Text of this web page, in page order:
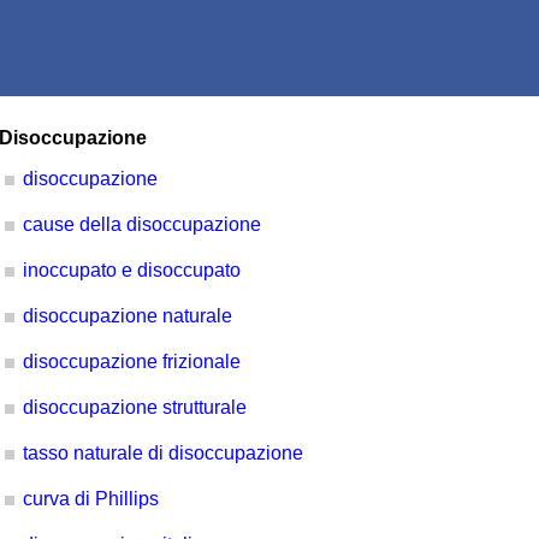
Disoccupazione
disoccupazione
cause della disoccupazione
inoccupato e disoccupato
disoccupazione naturale
disoccupazione frizionale
disoccupazione strutturale
tasso naturale di disoccupazione
curva di Phillips